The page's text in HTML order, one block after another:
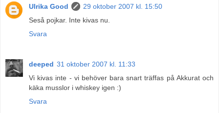
Ulrika Good
29 oktober 2007 kl. 15:50
Seså pojkar. Inte kivas nu.
Svara
deeped 31 oktober 2007 kl. 11:33
Vi kivas inte - vi behöver bara snart träffas på Akkurat och
käka musslor i whiskey igen :)
Svara